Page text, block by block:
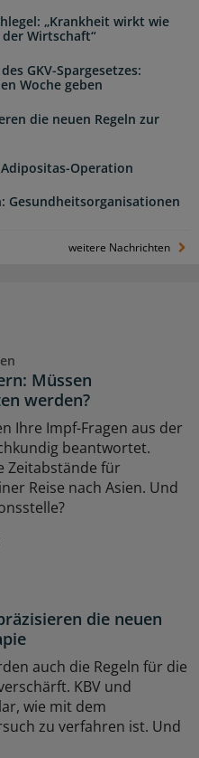
„Krankheit wirkt wie
Wirtschaft“
GKV-Spargesetzes:
Woche geben
die neuen Regeln zur
Operation
Gesundheitsorganisationen
weitere Nachrichten
Müssen
werden?
Ihre Impf-Fragen aus der
beantwortet.
Zeitabstände für
Reise nach Asien. Und
die neuen
auch die Regeln für die
KBV und
wie mit dem
zu verfahren ist. Und